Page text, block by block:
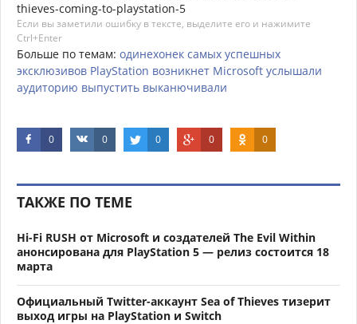
thieves-coming-to-playstation-5
Если вы заметили ошибку в тексте, выделите его и нажимите
Ctrl+Enter
Больше по темам: одинехонек самых успешных
эксклюзивов PlayStation возникнет Microsoft услышали
аудиторию выпустить выканючивали
0 0 0 0 0
ТАКЖЕ ПО ТЕМЕ
Hi-Fi RUSH от Microsoft и создателей The Evil Within
анонсирована для PlayStation 5 — релиз состоится 18
марта
Официальный Twitter-аккаунт Sea of Thieves тизерит
выход игры на PlayStation и Switch